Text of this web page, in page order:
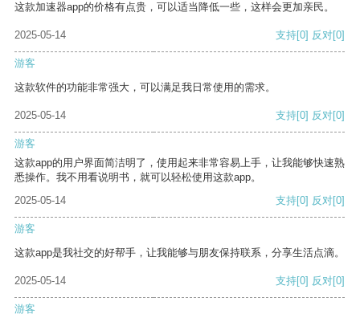
这款加速器app的价格有点贵，可以适当降低一些，这样会更加亲民。
2025-05-14 支持[0] 反对[0]
游客
这款软件的功能非常强大，可以满足我日常使用的需求。
2025-05-14 支持[0] 反对[0]
游客
这款app的用户界面简洁明了，使用起来非常容易上手，让我能够快速熟
悉操作。我不用看说明书，就可以轻松使用这款app。
2025-05-14
支持[0] 反对[0]
游客
这款app是我社交的好帮手，让我能够与朋友保持联系，分享生活点滴。
2025-05-14 支持[0] 反对[0]
游客